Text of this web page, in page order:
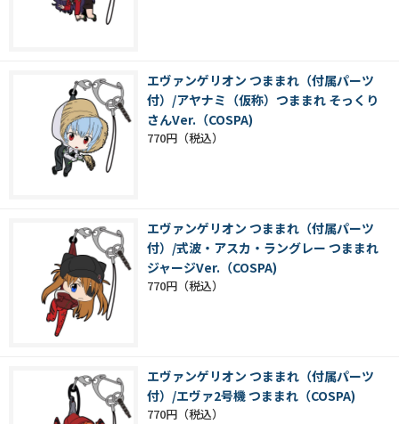
エヴァンゲリオン つままれ（付属パーツ
付）/アヤナミ（仮称）つままれ そっくり
さんVer.（COSPA)
770円
エヴァンゲリオン つままれ（付属パーツ
付）/式波・アスカ・ラングレー つままれ
ジャージVer.（COSPA)
770円
エヴァンゲリオン つままれ（付属パーツ
付）/エヴァ2号機 つままれ（COSPA)
770円